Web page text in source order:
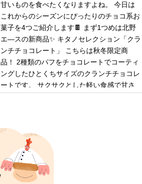
甘いものを食べたくなりますよね。 今日は
これからのシーズンにぴったりのチョコ系お
菓子を4つご紹介します🍫 まず1つめは北野
エ―スの新商品✨ キタノセレクション「クラ
ンチチョコレート」 こちらは秋冬限定商
品！ 2種類のパフをチョコレートでコーティ
ングしたひとくちサイズのクランチチョコレ
ートです。 サクサクとした軽い食感で甘さ
ピザ立ちぬ
ブログをご覧の皆様、こんにちは！北野エー
スMOMOテラス店の大西です。 いきなりで
すが、これは何だと思いますか？ ヒントは
12月に活躍するあの食べ物です！ はんぺ